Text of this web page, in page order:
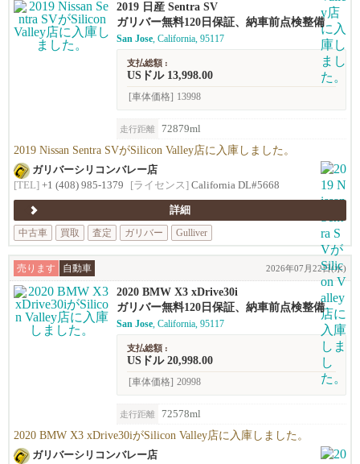
2019 日産 Sentra SV
ガリバー無料120日保証、納車前点検整備
San Jose, California, 95117
支払総額 :
USドル 13,998.00
[車体価格] 13998
走行距離 72879ml
2019 Nissan Sentra SVがSilicon Valley店に入庫しました。
ガリバーシリコンバレー店
[TEL] +1 (408) 985-1379 [ライセンス] California DL#5668
詳細
中古車
買取 査定 ガリバー Gulliver
売ります 自動車 2026年07月22日(水)
2020 BMW X3 xDrive30i
ガリバー無料120日保証、納車前点検整備
San Jose, California, 95117
支払総額 :
USドル 20,998.00
[車体価格] 20998
走行距離 72578ml
2020 BMW X3 xDrive30iがSilicon Valley店に入庫しました。
ガリバーシリコンバレー店